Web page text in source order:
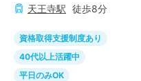
天王寺駅 徒歩8分
資格取得支援制度あり
40代以上活躍中
平日のみOK